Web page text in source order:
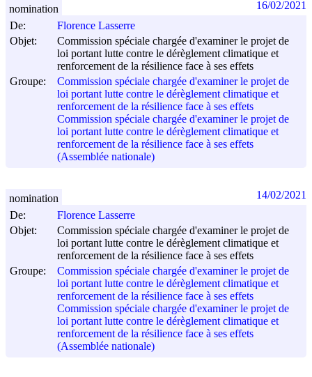
De:
Florence Lasserre
Objet:
Commission spéciale chargée d'examiner le projet de
loi portant lutte contre le dérèglement climatique et
renforcement de la résilience face à ses effets
Groupe:
Commission spéciale chargée d'examiner le projet de
loi portant lutte contre le dérèglement climatique et
renforcement de la résilience face à ses effets
Commission spéciale chargée d'examiner le projet de
loi portant lutte contre le dérèglement climatique et
renforcement de la résilience face à ses effets
(Assemblée nationale)
nomination 16/02/2021
De:
Florence Lasserre
Objet:
Commission spéciale chargée d'examiner le projet de
loi portant lutte contre le dérèglement climatique et
renforcement de la résilience face à ses effets
Groupe:
Commission spéciale chargée d'examiner le projet de
loi portant lutte contre le dérèglement climatique et
renforcement de la résilience face à ses effets
Commission spéciale chargée d'examiner le projet de
loi portant lutte contre le dérèglement climatique et
renforcement de la résilience face à ses effets
(Assemblée nationale)
nomination 14/02/2021